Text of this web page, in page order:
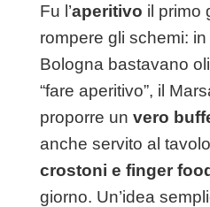
Fu l’aperitivo il primo
rompere gli schemi:
Bologna bastavano
“fare aperitivo”, il
proporre un vero
anche servito al
crostoni e finger
giorno. Un’idea